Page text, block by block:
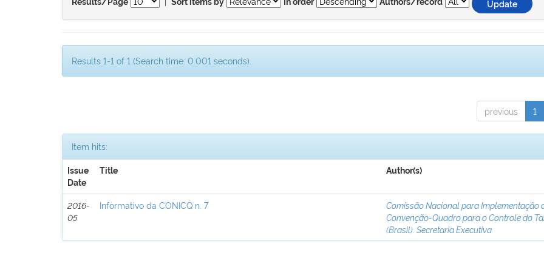
Results/Page Sort items by In order Authors/record
Results 1-1 of 1 (Search time: 0.001 seconds).
previous 1
Item hits:
Issue
Date
Title Author(s)
2016-
05
Informativo da CONICQ n. 7
Comissão Nacional para Implementação
Convenção-Quadro para o Controle do
(Brasil). Secretaria Executiva